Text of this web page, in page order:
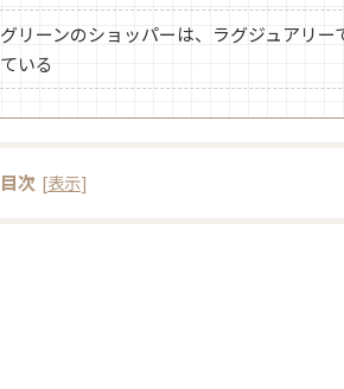
グリーンのショッパーは、ラグジュアリ
ている
目次 [表示]